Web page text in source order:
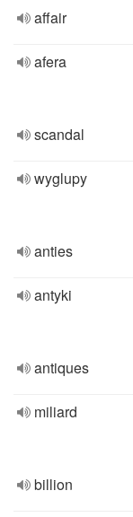
affair
afera
scandal
wyglupy
anties
antyki
antiques
miliard
billion